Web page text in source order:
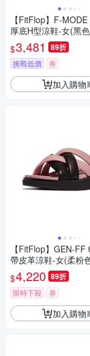
【FitFlop】F-
厚底H型涼鞋-女(黑
$3,481 89折
挑戰低價 券
加入購物
【FitFlop】GEN-FF
帶皮革涼鞋-女(柔粉
$4,220 89折
限時下殺 券
加入購物